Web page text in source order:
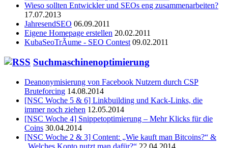
Wieso sollten Entwickler und SEOs eng zusammenarbeiten?
17.07.2013
JahresendSEO 06.09.2011
Eigene Homepage erstellen 20.02.2011
KubaSeoTrÃume - SEO Contest 09.02.2011
Suchmaschinenoptimierung
Deanonymisierung von Facebook Nutzern durch CSP
Bruteforcing 14.08.2014
[NSC Woche 5 & 6] Linkbuilding und Kack-Links, die
immer noch ziehen 12.05.2014
[NSC Woche 4] Snippetoptimierung – Mehr Klicks für die
Coins 30.04.2014
[NSC Woche 2 & 3] Content: „Wie kauft man Bitcoins?“ &
„Welches Konto nutzt man dafür?“ 22.04.2014